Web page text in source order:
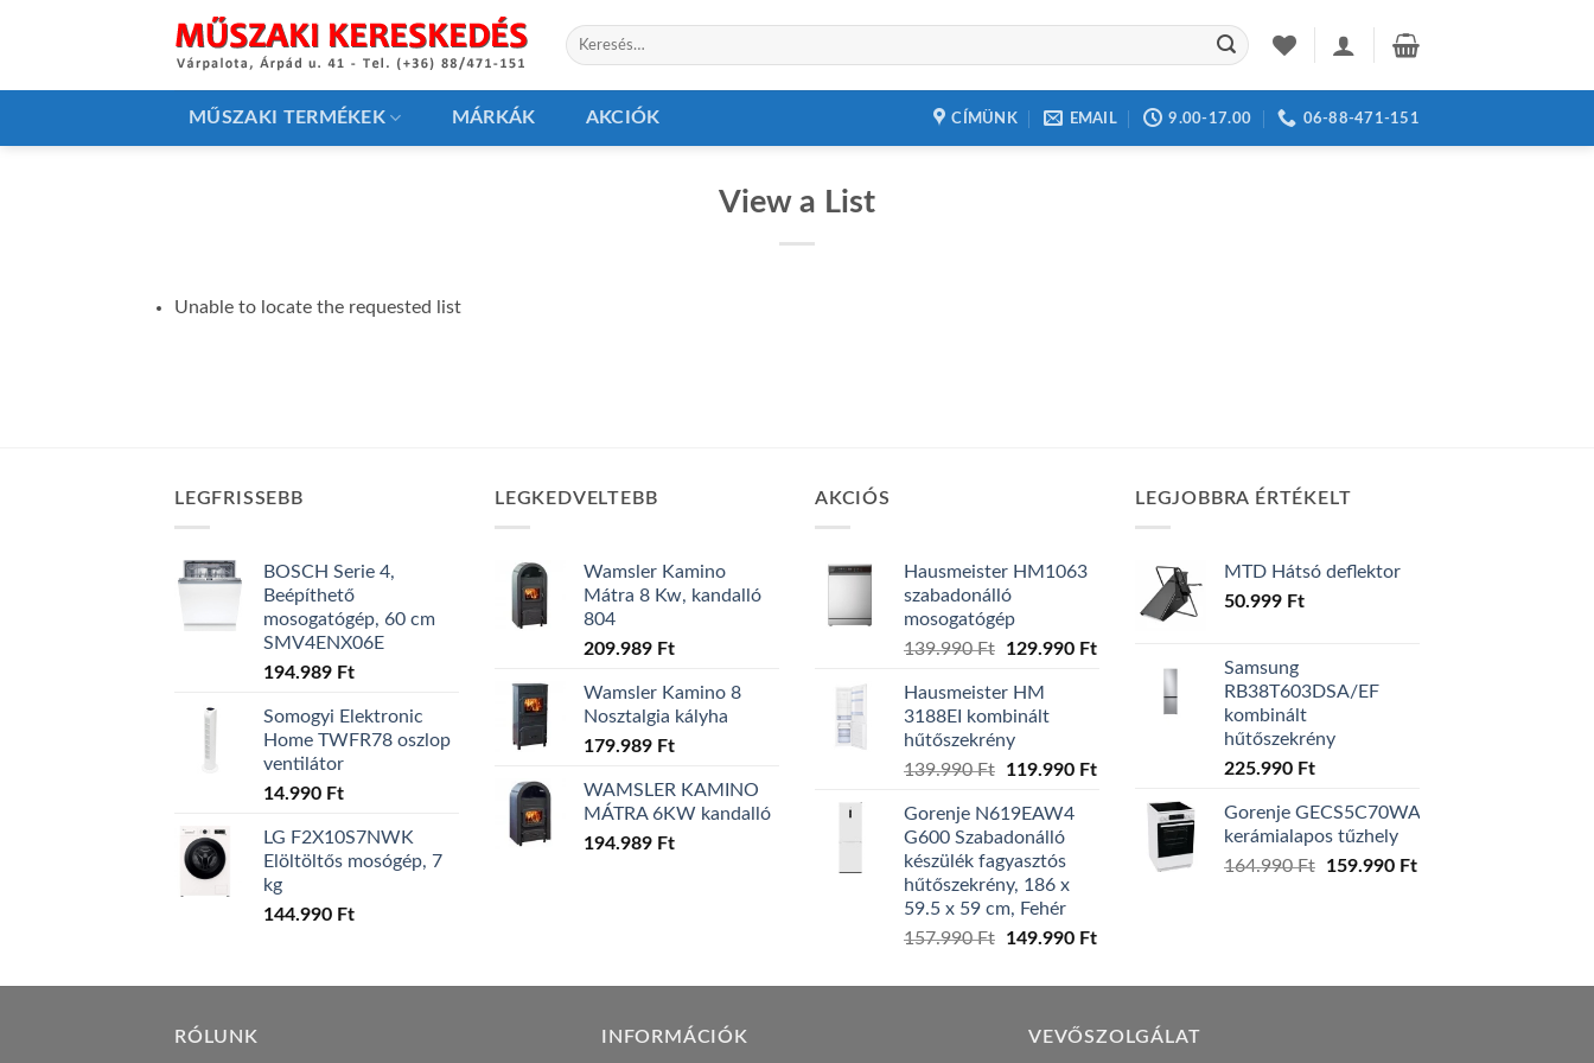
Keresés
a
MŰSZAKI TERMÉKEK MÁRKÁK AKCIÓK CÍMÜNK EMAIL 9.00-17.00 06-88-471-151
View a List
Unable to locate the requested list
LEGFRISSEBB
BOSCH Serie 4,
Beépíthető
mosogatógép, 60 cm
SMV4ENX06E
194.989 Ft
Somogyi Elektronic
Home TWFR78 oszlop
ventilátor
14.990 Ft
LG F2X10S7NWK
Elöltöltős mosógép, 7
kg
144.990 Ft
LEGKEDVELTEBB
Wamsler Kamino
Mátra 8 Kw, kandalló
804
209.989 Ft
Wamsler Kamino 8
Nosztalgia kályha
179.989 Ft
WAMSLER KAMINO
MÁTRA 6KW kandalló
194.989 Ft
AKCIÓS
Hausmeister HM1063
szabadonálló
mosogatógép
139.990Ft
Original
was:
139.990 Ft.
129.990 FtCurrent
Hausmeister HM
3188EI kombinált
hűtőszekrény
139.990Ft
Original
was:
139.990 Ft.
119.990 FtCurrent
119.990 Ft.
Gorenje N619EAW4
G600 Szabadonálló
készülék fagyasztós
hűtőszekrény, 186 x
59.5 x 59 cm, Fehér
157.990Ft
Original
was:
149.990 FtCurrent
is:
LEGJOBBRA ÉRTÉKELT
MTD Hátsó deflektor
50.999 Ft
Samsung
RB38T603DSA/EF
kombinált
hűtőszekrény
225.990 Ft
Gorenje GECS5C70WA
kerámialapos tűzhely
164.990Ft
Original
159.990 FtCurrent
RÓLUNK INFORMÁCIÓK VEVŐSZOLGÁLAT